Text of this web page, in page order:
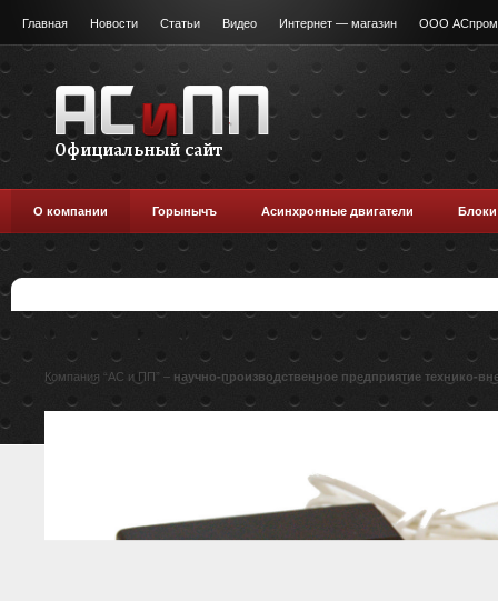
Главная Новости Статьи Видео Интернет — магазин ООО
О компании Горынычъ Асинхронные двигатели
О компании
Компания “АС и ПП” – научно-производственное предприятие технико-